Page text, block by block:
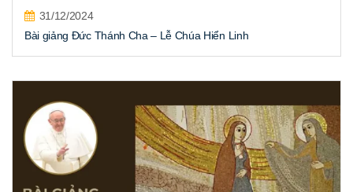
31/12/2024
Bài giảng Đức Thánh Cha – Lễ Chúa Hiển Linh